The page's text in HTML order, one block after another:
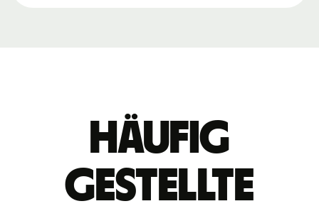
Häufig
gestellte